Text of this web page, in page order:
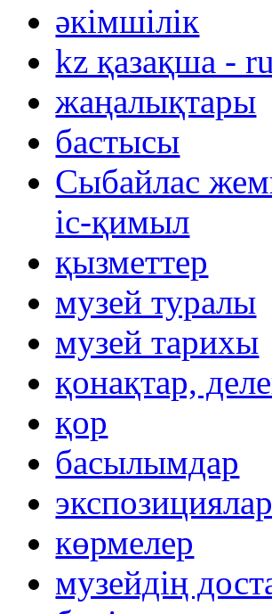
әкімшілік
kz қазақша -
жаңалықтары
бастысы
Сыбайлас
іс-қимыл
қызметтер
музей туралы
музей тарихы
қонақтар,
қор
басылымдар
экспозициялар
көрмелер
музейдің